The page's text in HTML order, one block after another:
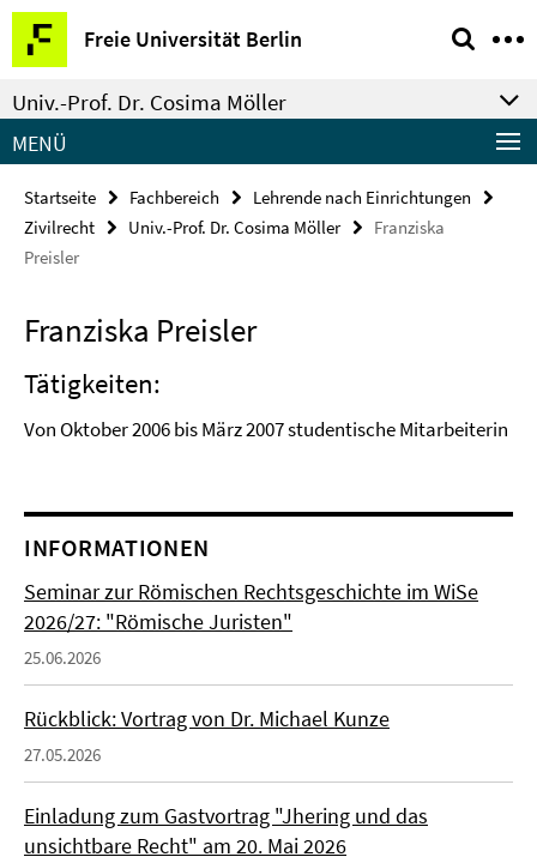
Springe
direkt
zu
Inhalt
Freie Universität Berlin
Service-
Navigation
Univ.-Prof. Dr. Cosima Möller
MENÜ
Startseite Fachbereich
Lehrende nach Einrichtungen
Zivilrecht
Univ.-Prof. Dr. Cosima Möller
Franziska
Preisler
Franziska Preisler
Tätigkeiten:
Von Oktober 2006 bis März 2007 studentische Mitarbeiterin
INFORMATIONEN
Seminar zur Römischen Rechtsgeschichte im WiSe
2026/27: "Römische Juristen"
25.06.2026
Rückblick: Vortrag von Dr. Michael Kunze
27.05.2026
Einladung zum Gastvortrag "Jhering und das
unsichtbare Recht" am 20. Mai 2026